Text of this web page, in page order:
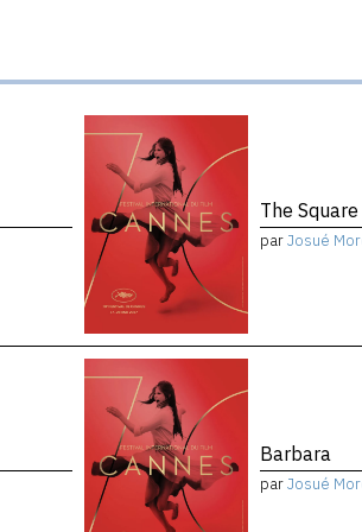
The Square
parJosué
Barbara
parJosué